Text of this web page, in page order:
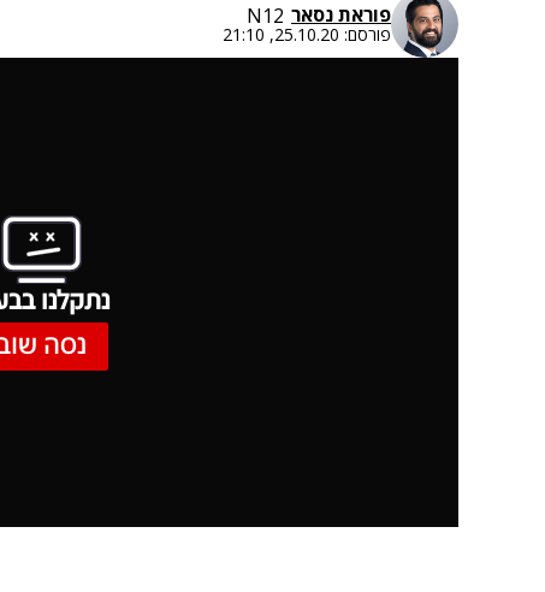
פוראת נסאר N12
פורסם: 25.10.20, 21:10
נתקלנו
נסה